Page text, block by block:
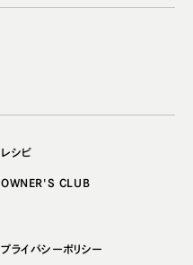
レシピ
OWNER'S CLUB
プライバシーポリシー